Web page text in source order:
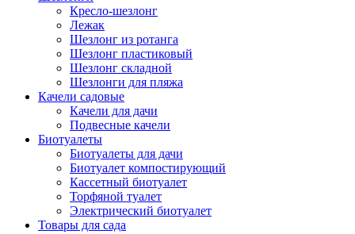
Кресло-шезлонг
Лежак
Шезлонг из ротанга
Шезлонг пластиковый
Шезлонг складной
Шезлонги для пляжа
Качели садовые
Качели для дачи
Подвесные качели
Биотуалеты
Биотуалеты для дачи
Биотуалет компостирующий
Кассетный биотуалет
Торфяной туалет
Электрический биотуалет
Товары для сада